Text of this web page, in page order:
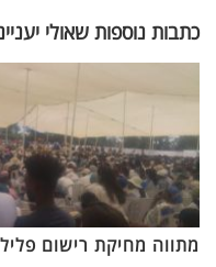
כתבות נוספות שאולי
מתווה מחיקת רישום